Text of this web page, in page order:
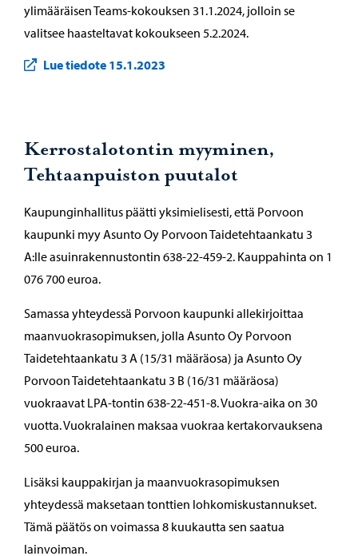
ylimääräisen Teams-kokouksen 31.1.2024, jolloin se
valitsee haasteltavat kokoukseen 5.2.2024.
Lue tiedote 15.1.2023
Kerrostalotontin myyminen,
Tehtaanpuiston puutalot
Kaupunginhallitus päätti yksimielisesti, että Porvoon
kaupunki myy Asunto Oy Porvoon Taidetehtaankatu 3
A:lle asuinrakennustontin 638-22-459-2. Kauppahinta on 1
076 700 euroa.
Samassa yhteydessä Porvoon kaupunki allekirjoittaa
maanvuokrasopimuksen, jolla Asunto Oy Porvoon
Taidetehtaankatu 3 A (15/31 määräosa) ja Asunto Oy
Porvoon Taidetehtaankatu 3 B (16/31 määräosa)
vuokraavat LPA-tontin 638-22-451-8. Vuokra-aika on 30
vuotta. Vuokralainen maksaa vuokraa kertakorvauksena
500 euroa.
Lisäksi kauppakirjan ja maanvuokrasopimuksen
yhteydessä maksetaan tonttien lohkomiskustannukset.
Tämä päätös on voimassa 8 kuukautta sen saatua
lainvoiman.